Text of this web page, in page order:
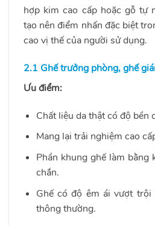
hợp kim cao cấp hoặc gỗ tự
tạo nên điểm nhấn đặc biệt
cao vị thế của người sử dụng.
2.1 Ghế trưởng phòng, ghế
Ưu điểm:
Chất liệu da thật có độ bền
Mang lại trải nghiệm cao
Phần khung ghế làm bằng
chắn.
Ghế có độ êm ái vượt trội
thông thường.